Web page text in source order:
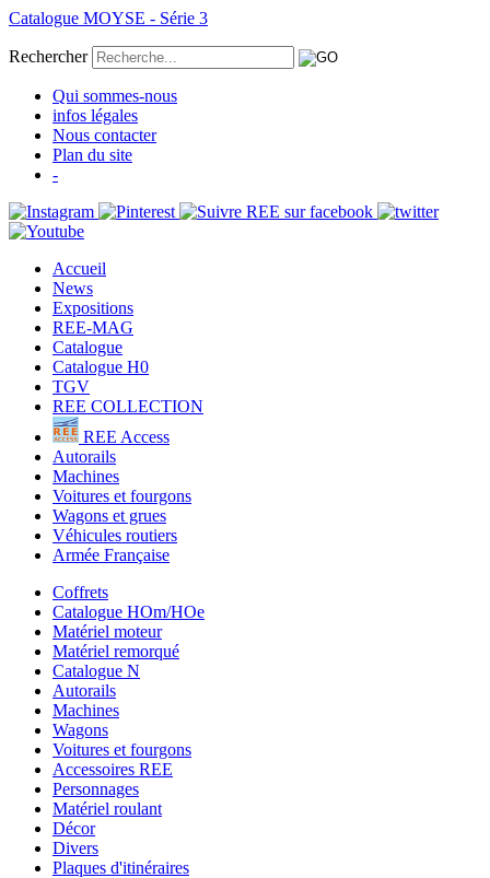
Catalogue MOYSE - Série 3
Rechercher
Qui sommes-nous
infos légales
Nous contacter
Plan du site
-
Accueil
News
Expositions
REE-MAG
Catalogue
Catalogue H0
TGV
REE COLLECTION
REE Access
Autorails
Machines
Voitures et fourgons
Wagons et grues
Véhicules routiers
Armée Française
Coffrets
Catalogue HOm/HOe
Matériel moteur
Matériel remorqué
Catalogue N
Autorails
Machines
Wagons
Voitures et fourgons
Accessoires REE
Personnages
Matériel roulant
Décor
Divers
Plaques d'itinéraires